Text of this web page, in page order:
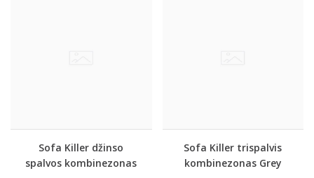
Sofa Killer džinso
spalvos kombinezonas
Sofa Killer trispalvis
kombinezonas Grey